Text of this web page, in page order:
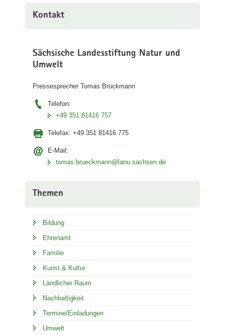
Kontakt
Sächsische Landesstiftung Natur und
Umwelt
Pressesprecher Tomas Brückmann
Telefon:
+49 351 81416 757
Telefax: +49 351 81416 775
E-Mail:
tomas.brueckmann@lanu.sachsen.de
Themen
Bildung
Ehrenamt
Familie
Kunst & Kultur
Ländlicher Raum
Nachhaltigkeit
Termine/Einladungen
Umwelt